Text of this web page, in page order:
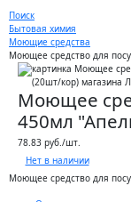
Поиск
Бытовая химия
Моющие средства
Моющее средство для
Моющее
450мл
78.83 руб./шт.
Нет в наличии
Моющее средство для